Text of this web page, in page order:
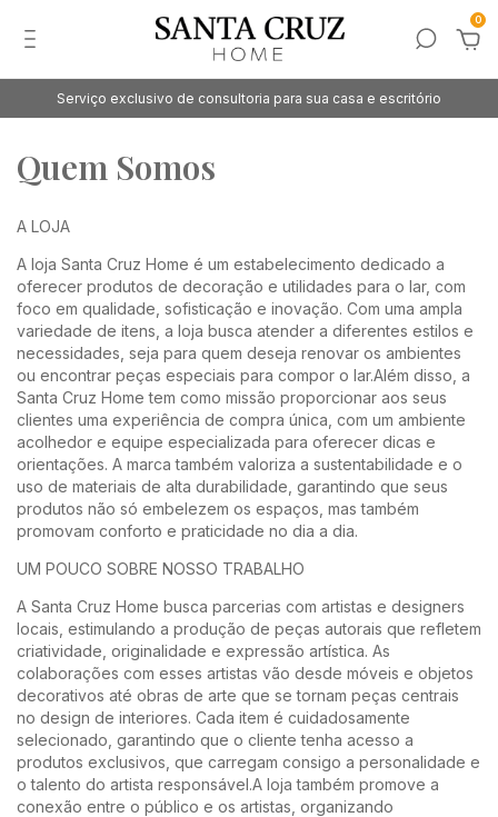
0
Serviço exclusivo de consultoria para sua casa e escritório
Quem Somos
A LOJA
A loja Santa Cruz Home é um estabelecimento dedicado a
oferecer produtos de decoração e utilidades para o lar, com
foco em qualidade, sofisticação e inovação. Com uma ampla
variedade de itens, a loja busca atender a diferentes estilos e
necessidades, seja para quem deseja renovar os ambientes
ou encontrar peças especiais para compor o lar.Além disso, a
Santa Cruz Home tem como missão proporcionar aos seus
clientes uma experiência de compra única, com um ambiente
acolhedor e equipe especializada para oferecer dicas e
orientações. A marca também valoriza a sustentabilidade e o
uso de materiais de alta durabilidade, garantindo que seus
produtos não só embelezem os espaços, mas também
promovam conforto e praticidade no dia a dia.
UM POUCO SOBRE NOSSO TRABALHO
A Santa Cruz Home busca parcerias com artistas e designers
locais, estimulando a produção de peças autorais que refletem
criatividade, originalidade e expressão artística. As
colaborações com esses artistas vão desde móveis e objetos
decorativos até obras de arte que se tornam peças centrais
no design de interiores. Cada item é cuidadosamente
selecionado, garantindo que o cliente tenha acesso a
produtos exclusivos, que carregam consigo a personalidade e
o talento do artista responsável.A loja também promove a
conexão entre o público e os artistas, organizando